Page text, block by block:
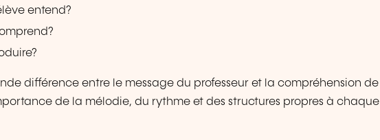
entend?
différence entre le message du professeur et la compréhension de
de la mélodie, du rythme et des structures propres à chaque